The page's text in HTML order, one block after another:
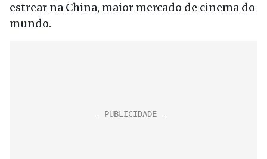
estrear na China, maior mercado de cinema do
mundo.